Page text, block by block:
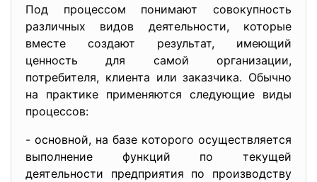
Под процессом понимают совокупность
различных видов деятельности, которые
вместе создают результат, имеющий
ценность для самой организации,
потребителя, клиента или заказчика. Обычно
на практике применяются следующие виды
процессов:
- основной, на базе которого осуществляется
выполнение функций по текущей
деятельности предприятия по производству